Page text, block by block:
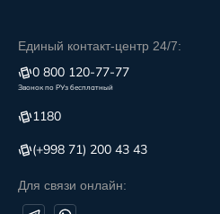
Единый контакт-центр 24/7:
0 800 120-77-77
Звонок по РУз бесплатный
1180
(+998 71) 200 43 43
Для связи онлайн: